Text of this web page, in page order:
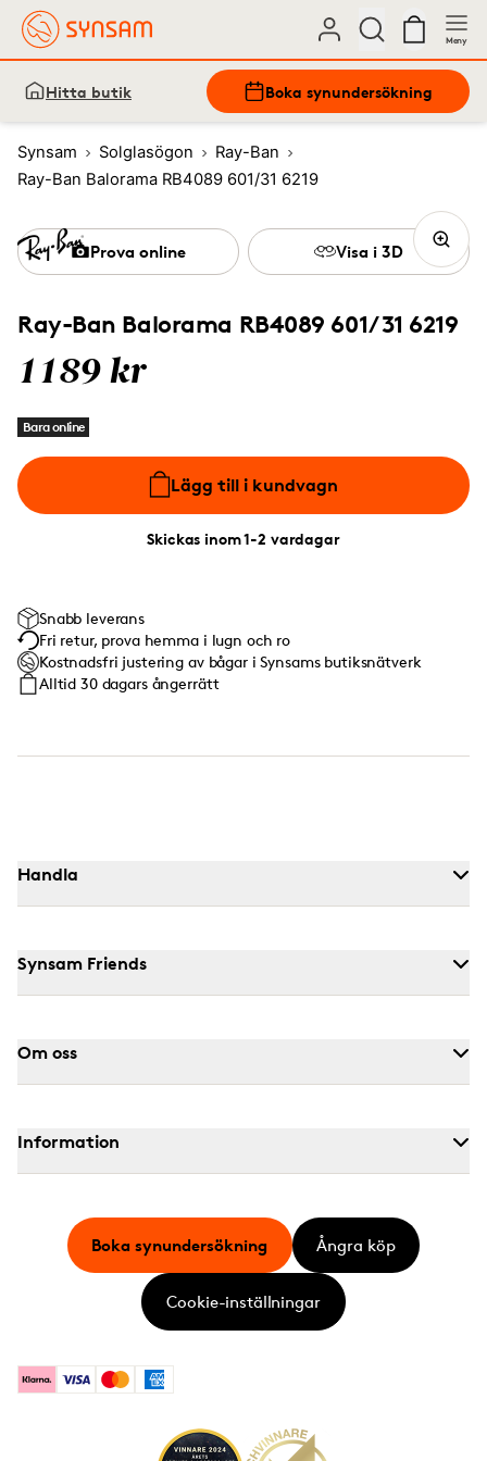
Meny
Hitta butik Boka synundersökning
Synsam Solglasögon
Ray-Ban
Ray-Ban Balorama RB4089 601/31 6219
Ray-Ban Balorama RB4089 601/31 6219
1189 kr
Bara online
Lägg till i kundvagn
Skickas inom 1-2 vardagar
Prova online Visa i 3D
Snabb leverans
Fri retur, prova hemma i lugn och ro
Kostnadsfri justering av bågar i Synsams butiksnätverk
Alltid 30 dagars ångerrätt
Handla
Synsam Friends
Om oss
Information
KlarnaVisa MastercardAmerican Express
Boka synundersökning Ångra köp
Cookie-inställningar